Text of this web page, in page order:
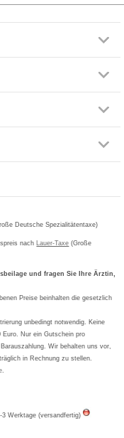
Deutsche Spezialitätentaxe)
nach Lauer-Taxe (Große
und fragen Sie Ihre Ärztin,
Preise beinhalten die gesetzlich
unbedingt notwendig. Keine
Euro. Nur ein Gutschein pro
Wir behalten uns vor,
in Rechnung zu stellen.
.
3 Werktage (versandfertig)